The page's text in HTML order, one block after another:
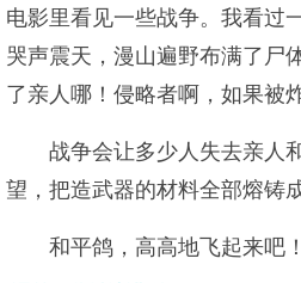
电影里看见一些战争。我看过
哭声震天，漫山遍野布满了尸
了亲人哪！侵略者啊，如果被
战争会让多少人失去亲人
望，把造武器的材料全部熔铸
和平鸽，高高地飞起来吧！